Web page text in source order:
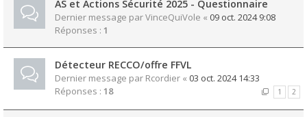
AS et Actions Sécurité 2025 - Questionnaire
Dernier message parVinceQuiVole « 09 oct. 2024 9:08
Réponses : 1
Détecteur RECCO/offre FFVL
Dernier message par Rcordier « 03 oct. 2024 14:33
Réponses : 18 1 2